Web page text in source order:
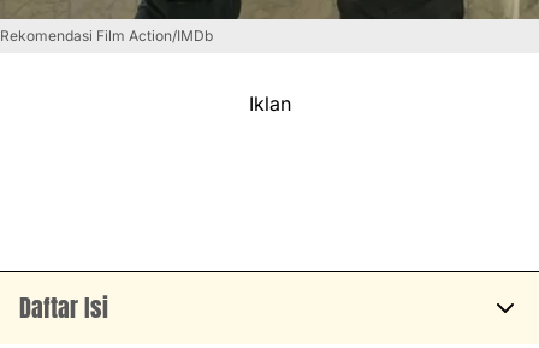
Rekomendasi Film Action/IMDb
Iklan
Daftar Isi